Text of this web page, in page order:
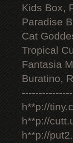
Kids Box,
Paradise
Cat
Tropical
Fantasia
Buratino,
h**p://
h**p://
h**p://